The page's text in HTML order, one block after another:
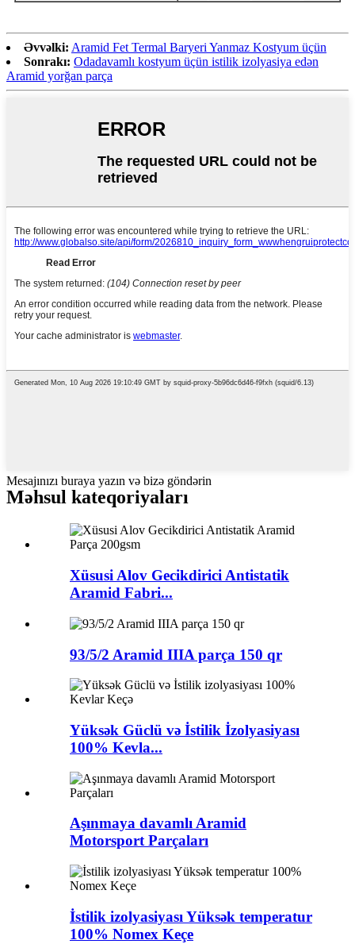
Əvvəlki: Aramid Fet Termal Baryeri Yanmaz Kostyum üçün
Sonrakı: Odadavamlı kostyum üçün istilik izolyasiya edən
Aramid yorğan parça
Mesajınızı buraya yazın və bizə göndərin
Məhsul kateqoriyaları
Xüsusi Alov Gecikdirici Antistatik
Aramid Fabri...
93/5/2 Aramid IIIA parça 150 qr
Yüksək Güclü və İstilik İzolyasiyası
100% Kevla...
Aşınmaya davamlı Aramid
Motorsport Parçaları
İstilik izolyasiyası Yüksək temperatur
100% Nomex Keçe